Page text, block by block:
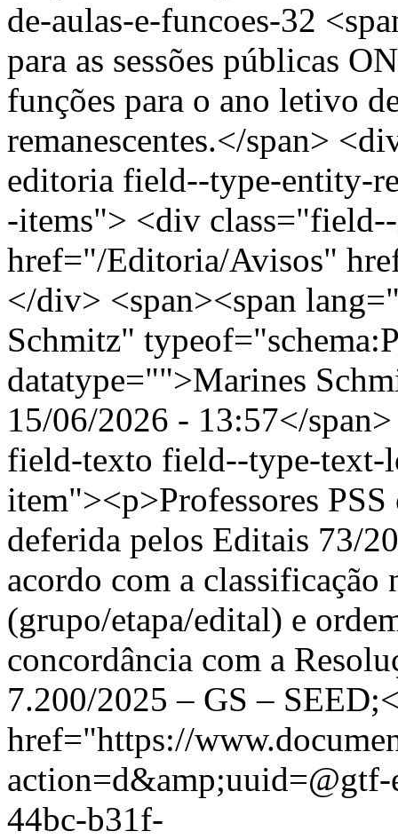
de-aulas-e-funcoes-32
para as sessões públicas
funções para o ano letivo
remanescentes.</span>
editoria field--type-entity-
-items"> <div
href="/Editoria/Avisos"
</div> <span><span
Schmitz"
datatype="">Marines
15/06/2026 - 13:57</
field-texto field--type-
item"><p>Professores
deferida pelos Editais 73/
acordo com a classificação
(grupo/etapa/edital) e
concordância com a
7.200/2025 – GS –
href="https://
action=d&amp;uuid=@gtf-
44bc-b31f-